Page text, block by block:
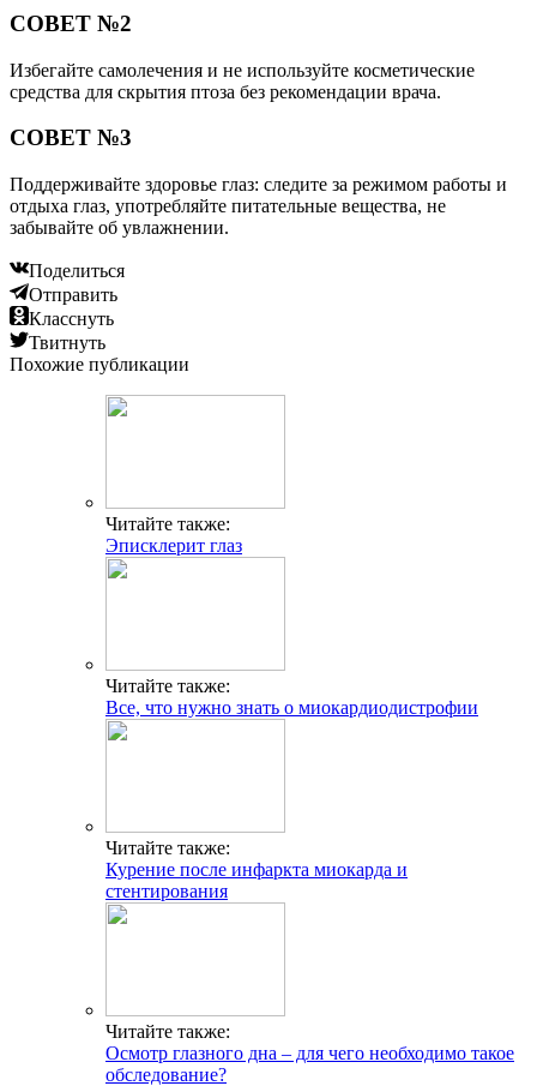
СОВЕТ №2
Избегайте самолечения и не используйте косметические
средства для скрытия птоза без рекомендации врача.
СОВЕТ №3
Поддерживайте здоровье глаз: следите за режимом работы и
отдыха глаз, употребляйте питательные вещества, не
забывайте об увлажнении.
Поделиться
Отправить
Класснуть
Твитнуть
Похожие публикации
Читайте также:
Эписклерит глаз
Читайте также:
Все, что нужно знать о миокардиодистрофии
Читайте также:
Курение после инфаркта миокарда и
стентирования
Читайте также:
Осмотр глазного дна – для чего необходимо такое
обследование?